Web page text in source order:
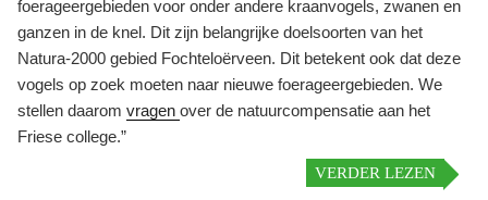
foerageergebieden voor onder andere kraanvogels, zwanen en
ganzen in de knel. Dit zijn belangrijke doelsoorten van het
Natura-2000 gebied Fochteloërveen. Dit betekent ook dat deze
vogels op zoek moeten naar nieuwe foerageergebieden. We
stellen daarom vragen over de natuurcompensatie aan het
Friese college.”
VERDER LEZEN